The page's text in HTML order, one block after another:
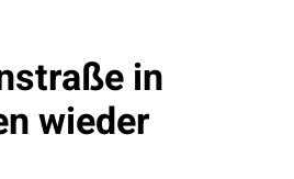
in
wieder